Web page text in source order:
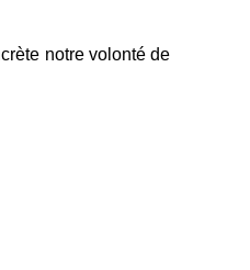
notre volonté de